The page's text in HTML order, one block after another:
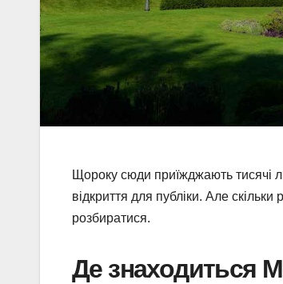
Щороку сюди приїжджають тисячі
відкриття для публіки. Але
розбиратися.
Де знаходиться